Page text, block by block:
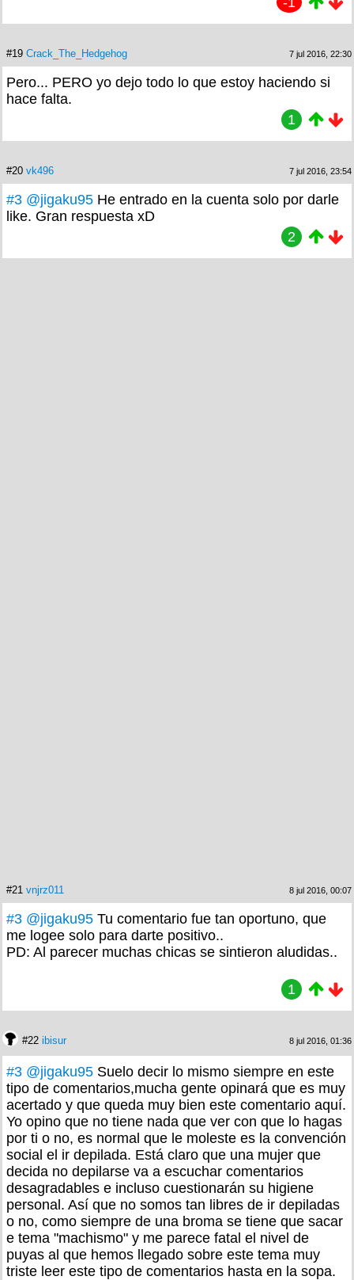
#19 Crack_The_Hedgehog 7 jul 2016, 22:30
Pero... PERO yo dejo todo lo que estoy haciendo si
hace falta.
1
#20 vk496 7 jul 2016, 23:54
#3 @jigaku95 He entrado en la cuenta solo por darle
like. Gran respuesta xD
2
#21 vnjrz011 8 jul 2016, 00:07
#3 @jigaku95 Tu comentario fue tan oportuno, que
me logee solo para darte positivo..
PD: Al parecer muchas chicas se sintieron aludidas..
1
#22 ibisur 8 jul 2016, 01:36
#3 @jigaku95 Suelo decir lo mismo siempre en este
tipo de comentarios,mucha gente opinará que es muy
acertado y que queda muy bien este comentario aquí.
Yo opino que no tiene nada que ver con que lo hagas
por ti o no, es normal que le moleste es la convención
social el ir depilada. Está claro que una mujer que
decida no depilarse va a escuchar comentarios
desagradables e incluso cuestionarán su higiene
personal. Así que no somos tan libres de ir depiladas
o no, como siempre de una broma se tiene que sacar
e tema "machismo" y me parece fatal el nivel de
puyas al que hemos llegado sobre este tema muy
triste leer este tipo de comentarios hasta en la sopa.